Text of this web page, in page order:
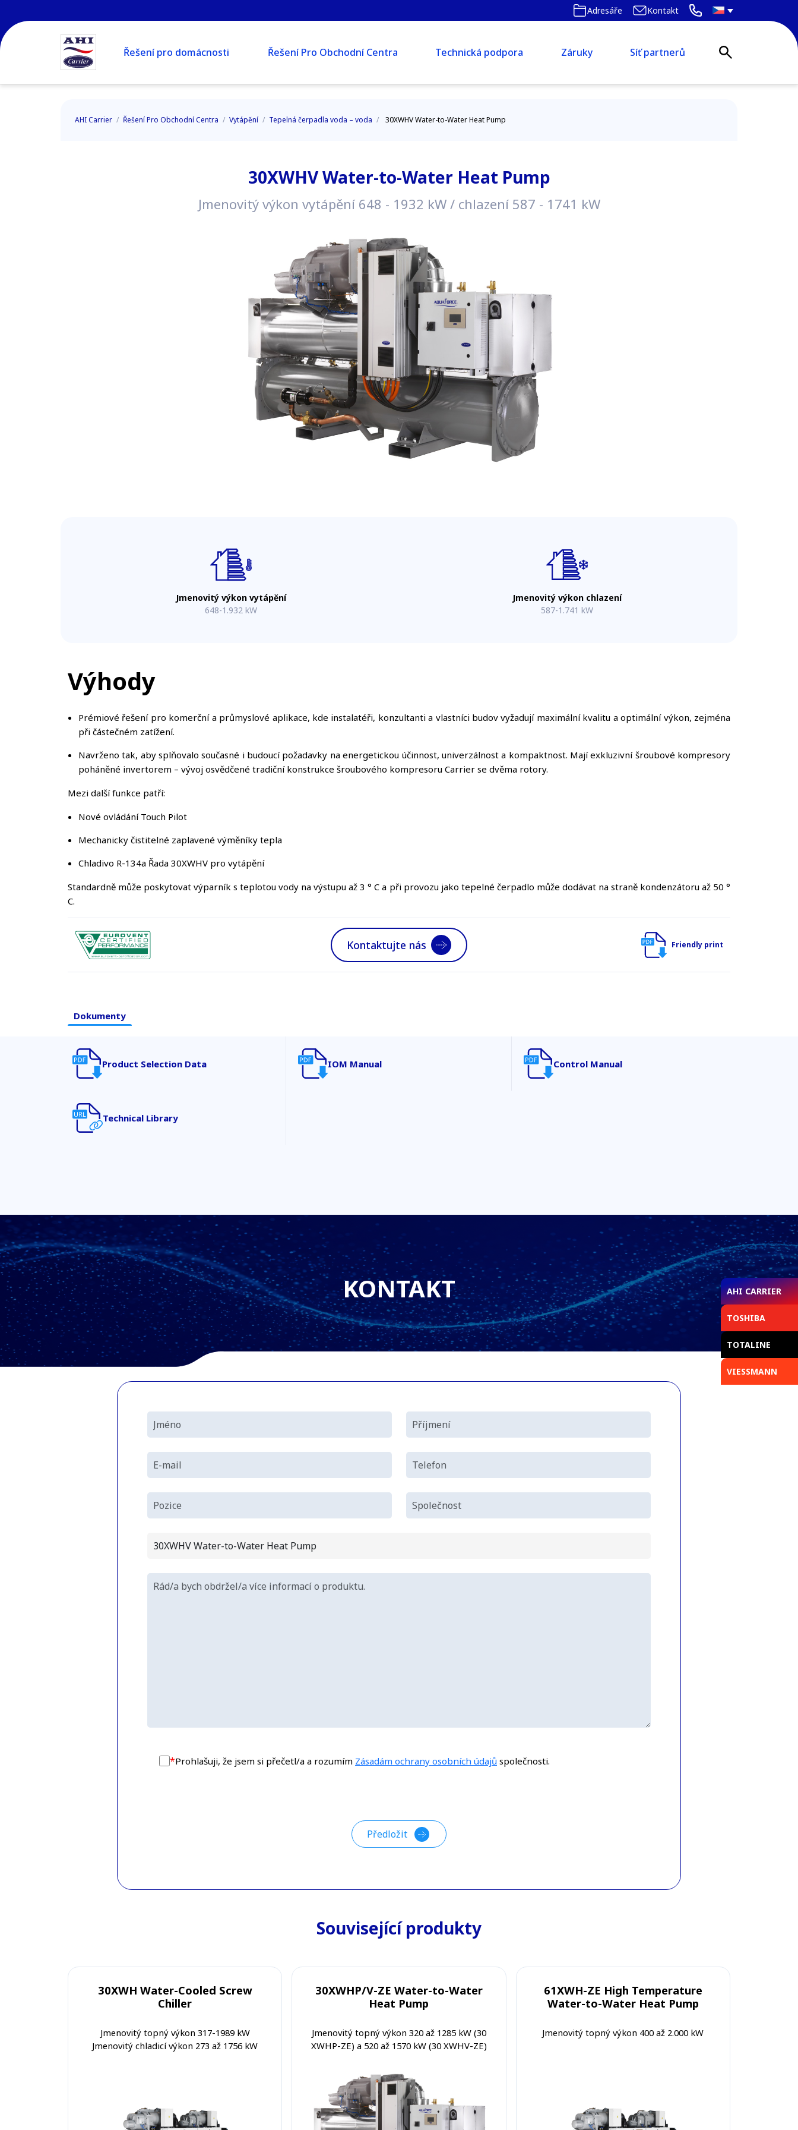
Adresáře Kontakt
Řešení pro domácnosti Řešení Pro Obchodní Centra Technická podpora Záruky Síť partnerů
AHI Carrier / Řešení Pro Obchodní Centra / Vytápění / Tepelná čerpadla voda – voda / 30XWHV Water-to-Water Heat Pump
30XWHV Water-to-Water Heat Pump
Jmenovitý výkon vytápění 648 - 1932 kW / chlazení 587 - 1741 kW
Jmenovitý výkon vytápění
648-1.932 kW
Jmenovitý výkon chlazení
587-1.741 kW
Výhody
Prémiové řešení pro komerční a průmyslové aplikace, kde instalatéři, konzultanti a vlastníci budov vyžadují maximální kvalitu a optimální výkon, zejména
při částečném zatížení.
Navrženo tak, aby splňovalo současné i budoucí požadavky na energetickou účinnost, univerzálnost a kompaktnost. Mají exkluzivní šroubové kompresory
poháněné invertorem – vývoj osvědčené tradiční konstrukce šroubového kompresoru Carrier se dvěma rotory.
Mezi další funkce patří:
Nové ovládání Touch Pilot
Mechanicky čistitelné zaplavené výměníky tepla
Chladivo R-134a Řada 30XWHV pro vytápění
Standardně může poskytovat výparník s teplotou vody na výstupu až 3 ° C a při provozu jako tepelné čerpadlo může dodávat na straně kondenzátoru až 50 °
C.
Kontaktujte nás Friendly print
Dokumenty
Product Selection Data IOM Manual Control Manual
Technical Library
KONTAKT
*Prohlašuji, že jsem si přečetl/a a rozumím Zásadám ochrany osobních údajů společnosti.
Související produkty
30XWH Water-Cooled Screw
Chiller
Jmenovitý topný výkon 317-1989 kW
Jmenovitý chladicí výkon 273 až 1756 kW
30XWHP/V-ZE Water-to-Water
Heat Pump
Jmenovitý topný výkon 320 až 1285 kW (30
XWHP-ZE) a 520 až 1570 kW (30 XWHV-ZE)
61XWH-ZE High Temperature
Water-to-Water Heat Pump
Jmenovitý topný výkon 400 až 2.000 kW
AHI CARRIER
TOSHIBA
TOTALINE
VIESSMANN